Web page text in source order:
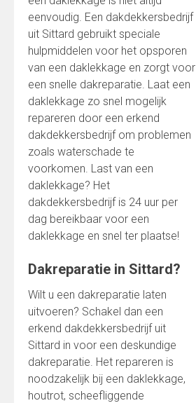
eenvoudig. Een dakdekkersbedrijf
uit Sittard gebruikt speciale
hulpmiddelen voor het opsporen
van een daklekkage en zorgt voor
een snelle dakreparatie. Laat een
daklekkage zo snel mogelijk
repareren door een erkend
dakdekkersbedrijf om problemen
zoals waterschade te
voorkomen. Last van een
daklekkage? Het
dakdekkersbedrijf is 24 uur per
dag bereikbaar voor een
daklekkage en snel ter plaatse!
Dakreparatie in Sittard?
Wilt u een dakreparatie laten
uitvoeren? Schakel dan een
erkend dakdekkersbedrijf uit
Sittard in voor een deskundige
dakreparatie. Het repareren is
noodzakelijk bij een daklekkage,
houtrot, scheefliggende